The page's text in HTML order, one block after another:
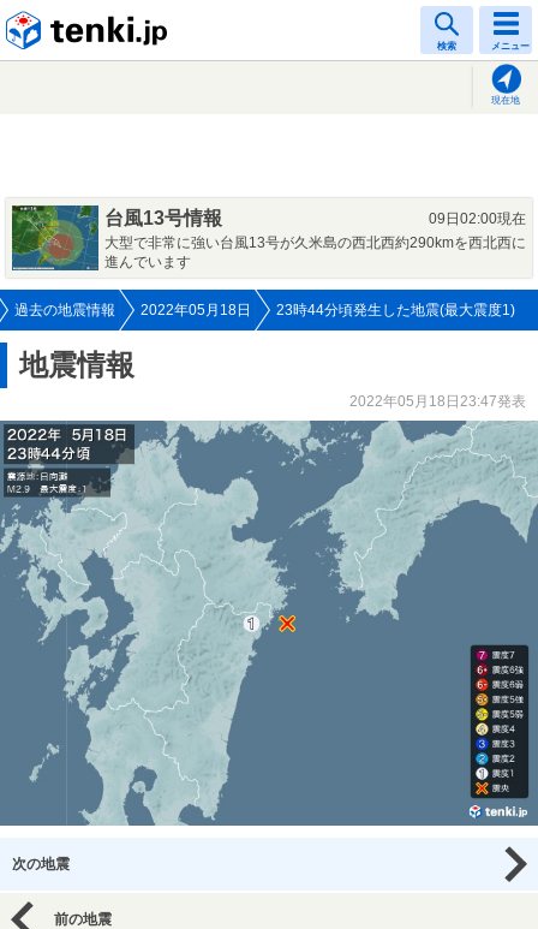
検索 メニュー
現在地
台風13号情報
09日02:00現在
大型で非常に強い台風13号が久米島の西北西約290kmを西北西に
進んでいます
過去の地震情報 2022年05月18日 23時44分頃発生した地震(最大震度1)
地震情報
2022年05月18日23:47発表
次の地震
前の地震